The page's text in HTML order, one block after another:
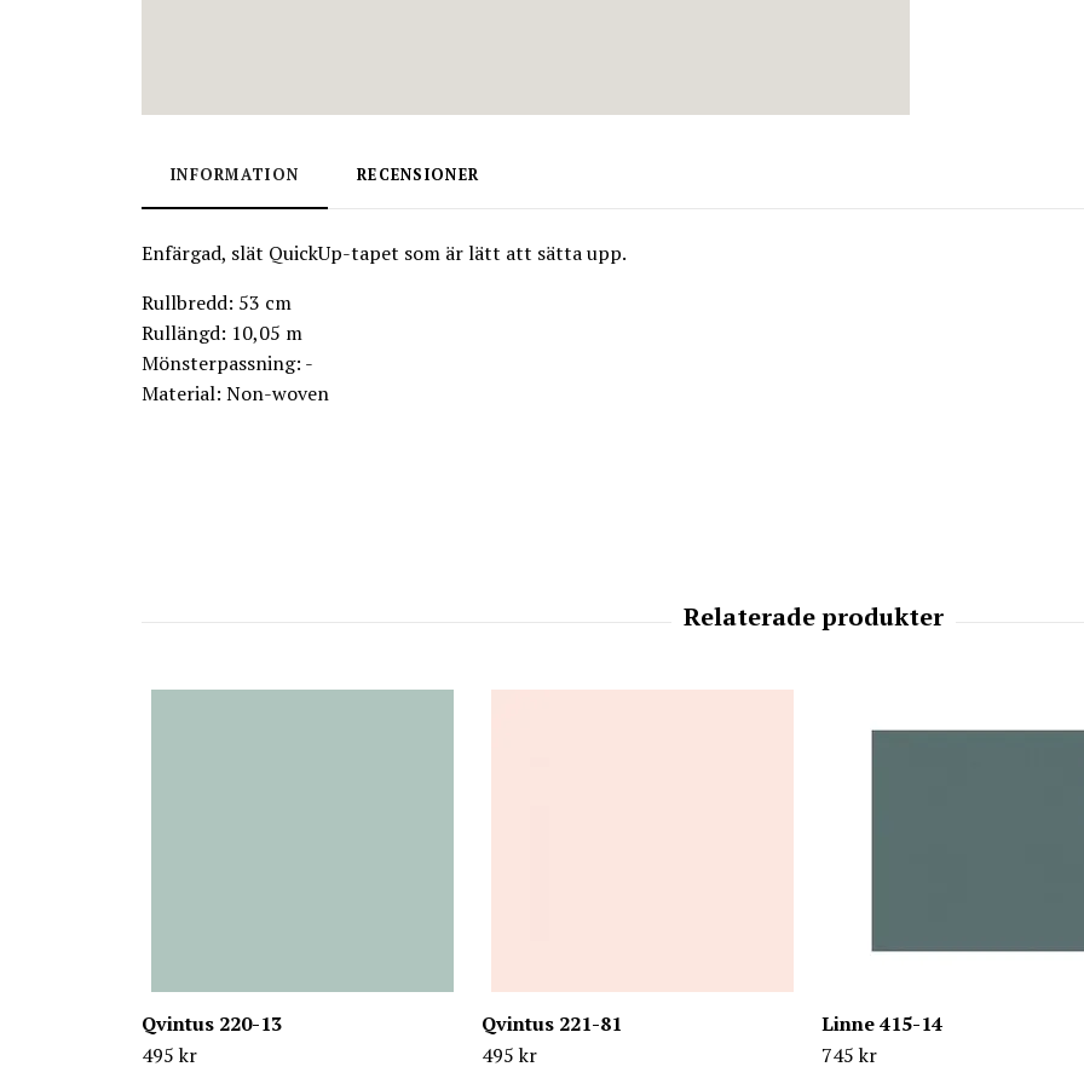
INFORMATION RECENSIONER
Enfärgad, slät QuickUp-tapet som är lätt att sätta upp.
Rullbredd: 53 cm
Rullängd: 10,05 m
Mönsterpassning: -
Material: Non-woven
Qvintus 220-13
495 kr
Qvintus 221-81
495 kr
Linne 415-14
745 kr